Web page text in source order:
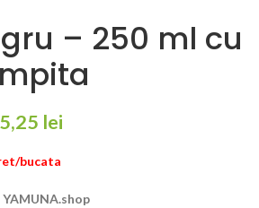
– 250 ml cu
lei
bucata
YAMUNA.shop